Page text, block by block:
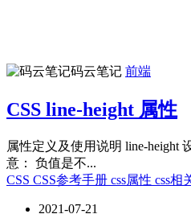
码云笔记 前端
CSS line-height 属性
属性定义及使用说明 line-height
意： 负值是不...
CSS CSS参考手册 css属性 css相
2021-07-21